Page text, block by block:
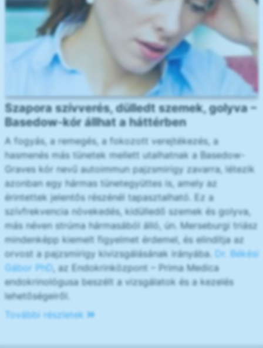
Szapora szívverés, dülledt szemek, golyva –
Basedow-kór állhat a háttérben
A fogyás, a remegés, a fokozott verejtékezés, a
hasmenés más tünetek mellett utalhatnak a Basedow-
Graves kór nevű autoimmun pajzsmirigy zavarra, létezik
azonban egy hármas tünetegyüttes is, amely az
érintettek jelentős részénél tapasztalható. Ez a
szívfrekvencia növekedés, kidülledő szemek és golyva,
más néven strúma hármasából álló, ún. Merseburgi triász
mindenképp kiemelt figyelmet érdemel, és elindítja az
orvost a pajzsmirigy kivizsgálásának irányába. Dr. Békési
Gábor PhD, az Endokrinközpont – Prima Medica
endokrinológusa beszélt a vizsgálatok és a kezelés
lehetőségeiről.
További részletek